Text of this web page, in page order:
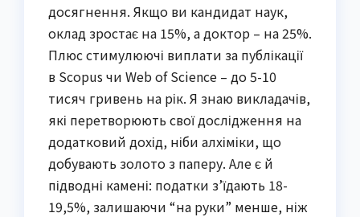
досягнення. Якщо ви кандидат наук,
оклад зростає на 15%, а доктор – на 25%.
Плюс стимулюючі виплати за публікації
в Scopus чи Web of Science – до 5-10
тисяч гривень на рік. Я знаю викладачів,
які перетворюють свої дослідження на
додатковий дохід, ніби алхіміки, що
добувають золото з паперу. Але є й
підводні камені: податки з’їдають 18-
19,5%, залишаючи “на руки” менше, ніж